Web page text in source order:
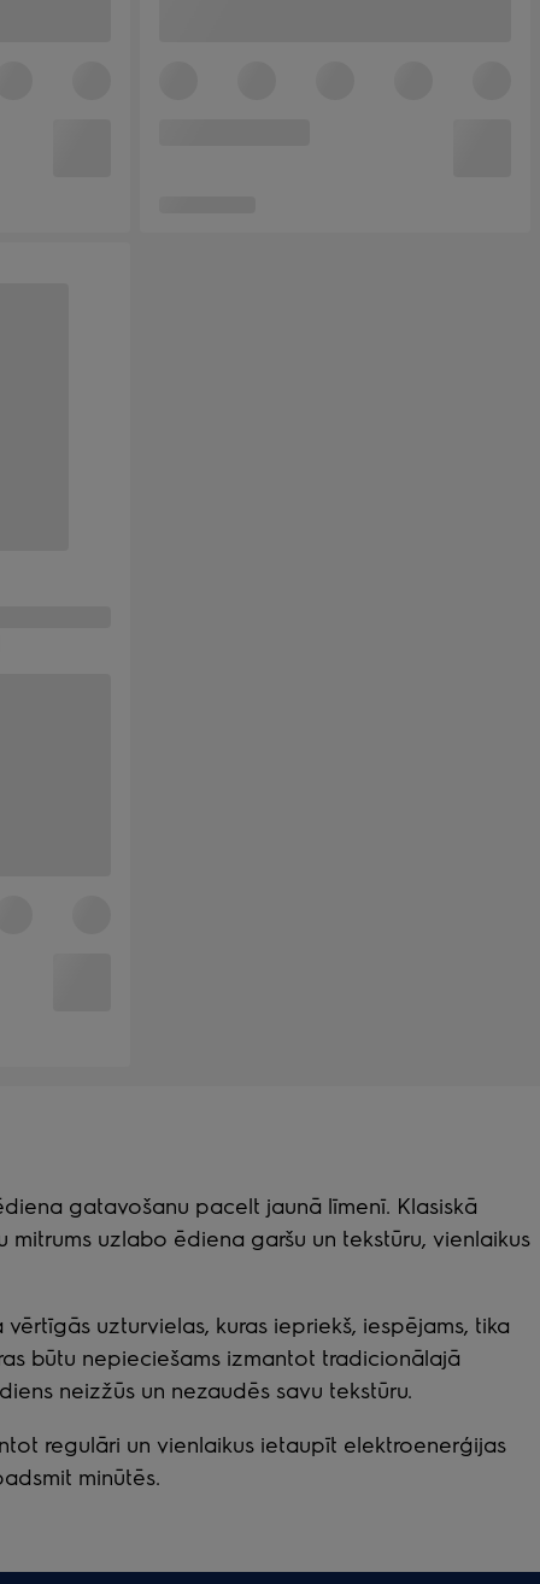
gatavošanu pacelt jaunā līmenī. Klasiskā
uzlabo ēdiena garšu un tekstūru, vienlaikus
uzturvielas, kuras iepriekš, iespējams, tika
būtu nepieciešams izmantot tradicionālajā
neizžūs un nezaudēs savu tekstūru.
regulāri un vienlaikus ietaupīt elektroenerģijas
minūtēs.